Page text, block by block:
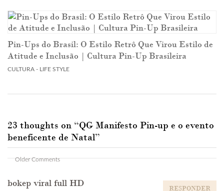
Pin-Ups do Brasil: O Estilo Retrô Que Virou Estilo de
Atitude e Inclusão | Cultura Pin-Up Brasileira
CULTURA - LIFE STYLE
23 thoughts on “QG Manifesto Pin-up e o evento
beneficente de Natal”
Comment
Older Comments
bokep viral full HD RESPONDER